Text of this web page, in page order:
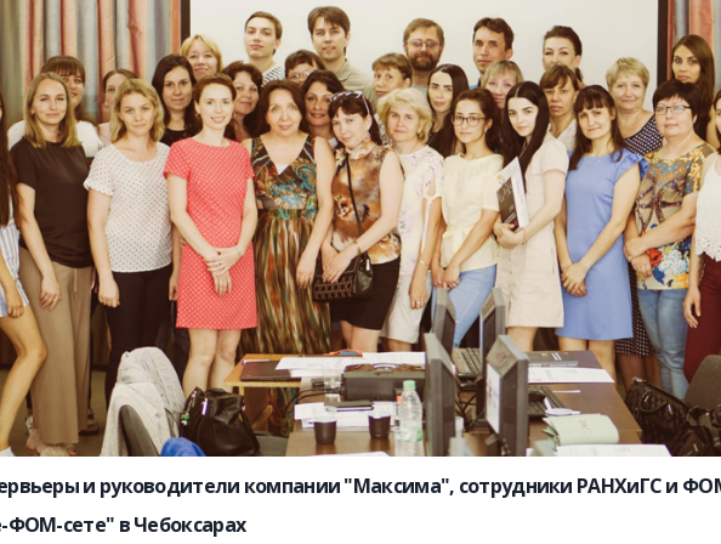
и руководители компании "Максима", сотрудники РАНХиГС и
ФОМ-сете" в Чебоксарах